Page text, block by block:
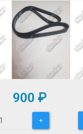
900 ₽
+